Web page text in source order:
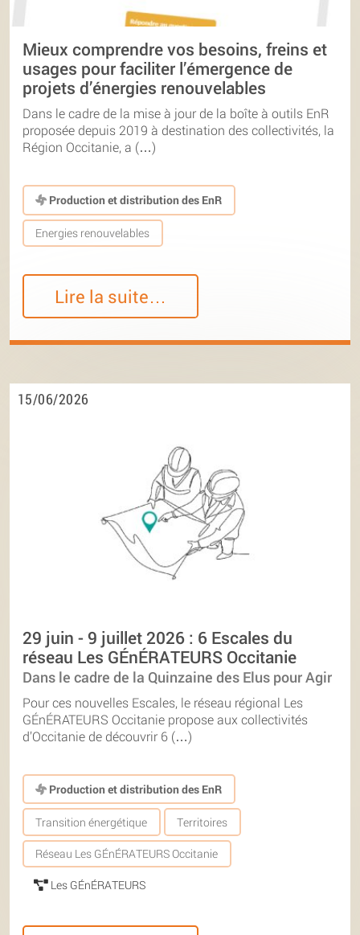
Mieux comprendre vos besoins, freins et
usages pour faciliter l’émergence de
projets d’énergies renouvelables
Dans le cadre de la mise à jour de la boîte à outils EnR
proposée depuis 2019 à destination des collectivités, la
Région Occitanie, a (…)
Production et distribution des EnR
Energies renouvelables
Lire la suite…
15/06/2026
29 juin - 9 juillet 2026 : 6 Escales du
réseau Les GÉnÉRATEURS Occitanie
Dans le cadre de la Quinzaine des Elus pour Agir
Pour ces nouvelles Escales, le réseau régional Les
GÉnÉRATEURS Occitanie propose aux collectivités
d’Occitanie de découvrir 6 (…)
Production et distribution des EnR
Transition énergétique Territoires
Réseau Les GÉnÉRATEURS Occitanie
Les GÉnÉRATEURS